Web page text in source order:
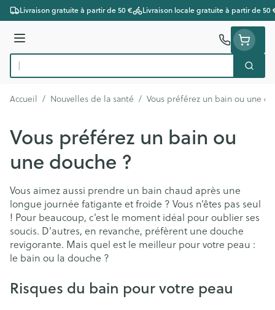
Aller au contenu
Livraison gratuite à partir de 50 € Livraison locale gratuite à partir de 50
Menu
Rechercher
Accueil / Nouvelles de la santé / Vous préférez un bain ou une
Vous préférez un bain ou
une douche ?
Vous aimez aussi prendre un bain chaud après une
longue journée fatigante et froide ? Vous n’êtes pas seul
! Pour beaucoup, c’est le moment idéal pour oublier ses
soucis. D’autres, en revanche, préfèrent une douche
revigorante. Mais quel est le meilleur pour votre peau :
le bain ou la douche ?
Risques du bain pour votre peau